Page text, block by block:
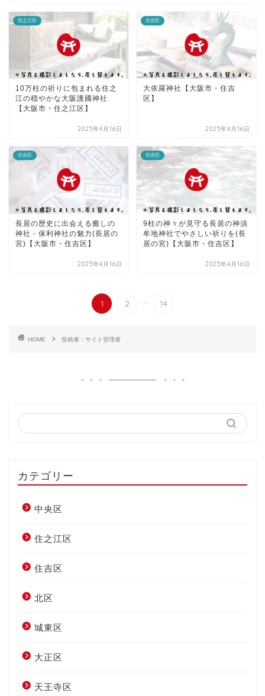
住之江区
10万柱の祈りに包まれる住之
江の穏やかな大阪護國神社
【大阪市・住之江区】
2025年4月16日
住吉区
大依羅神社【大阪市・住吉
区】
2025年4月16日
住吉区
長居の歴史に出会える癒しの
神社 - 保利神社の魅力(長居の
宮)【大阪市・住吉区】
2025年4月16日
住吉区
9柱の神々が見守る長居の神須
牟地神社でやさしい祈りを(長
居の宮)【大阪市・住吉区】
2025年4月16日
1 2 ... 14
HOME 投稿者：サイト管理者
カテゴリー
中央区
住之江区
住吉区
北区
城東区
大正区
天王寺区